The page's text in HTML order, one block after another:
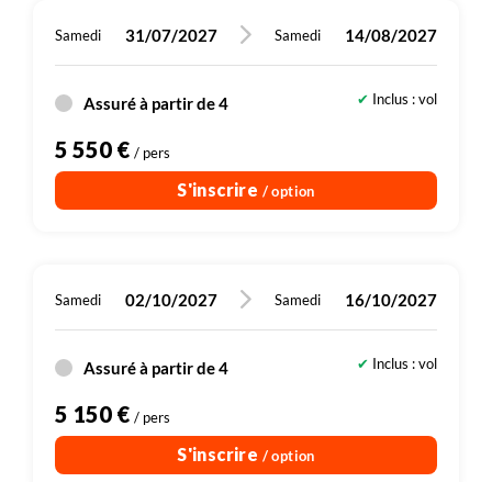
Samedi 31/07/2027 Samedi 14/08/2027
Assuré à partir de 4 Inclus : vol
5 550 € / pers
S'inscrire / option
Samedi 02/10/2027 Samedi 16/10/2027
Assuré à partir de 4 Inclus : vol
5 150 € / pers
S'inscrire / option